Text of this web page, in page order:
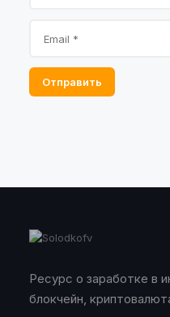
Отправить
Ресурс о заработке в
блокчейн,